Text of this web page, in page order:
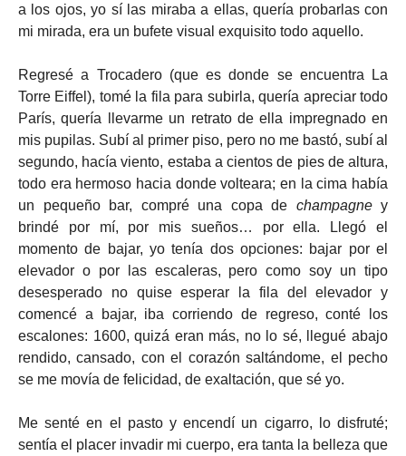
a los ojos, yo sí las miraba a ellas, quería probarlas con
mi mirada, era un bufete visual exquisito todo aquello.
Regresé a Trocadero (que es donde se encuentra La
Torre Eiffel), tomé la fila para subirla, quería apreciar todo
París, quería llevarme un retrato de ella impregnado en
mis pupilas. Subí al primer piso, pero no me bastó, subí al
segundo, hacía viento, estaba a cientos de pies de altura,
todo era hermoso hacia donde volteara; en la cima había
un pequeño bar, compré una copa de champagne y
brindé por mí, por mis sueños… por ella. Llegó el
momento de bajar, yo tenía dos opciones: bajar por el
elevador o por las escaleras, pero como soy un tipo
desesperado no quise esperar la fila del elevador y
comencé a bajar, iba corriendo de regreso, conté los
escalones: 1600, quizá eran más, no lo sé, llegué abajo
rendido, cansado, con el corazón saltándome, el pecho
se me movía de felicidad, de exaltación, que sé yo.
Me senté en el pasto y encendí un cigarro, lo disfruté;
sentía el placer invadir mi cuerpo, era tanta la belleza que